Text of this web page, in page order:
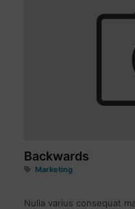
Backwards
Marketing
Nulla varius consequat